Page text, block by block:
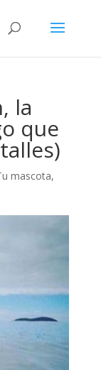
la
que
mascota,